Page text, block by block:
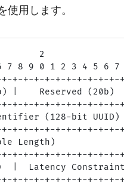
使用します。
2
7 8 9 0 1 2 3 4 5 6 7
+-+-+-+-+-+-+-+-+-+-
|    Reserved
+-+-+-+-+-+-+-+-+-+-
(128-bit
+-+-+-+-+-+-+-+-+-+-
Length)
+-+-+-+-+-+-+-+-+-+-
|  Latency
+-+-+-+-+-+-+-+-+-+-